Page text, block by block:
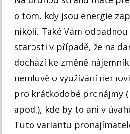
o tom, kdy jsou energie
nikoli. Také Vám
starosti v případě, že na
dochází ke změně
nemluvě o využívání
pro krátkodobé pronájmy
apod.), kde by to ani v
Tuto variantu